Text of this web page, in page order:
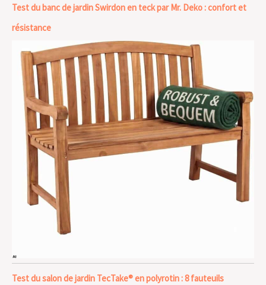
Test du banc de jardin Swirdon en teck par Mr. Deko : confort et
résistance
Test du salon de jardin TecTake® en polyrotin : 8 fauteuils